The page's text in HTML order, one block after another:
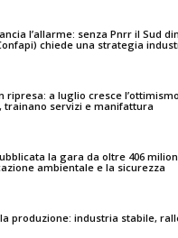
l’allarme: senza Pnrr il Sud
chiede una strategia
ripresa: a luglio cresce
trainano servizi e manifattura
la gara da oltre 406
ambientale e la sicurezza
produzione: industria stabile,